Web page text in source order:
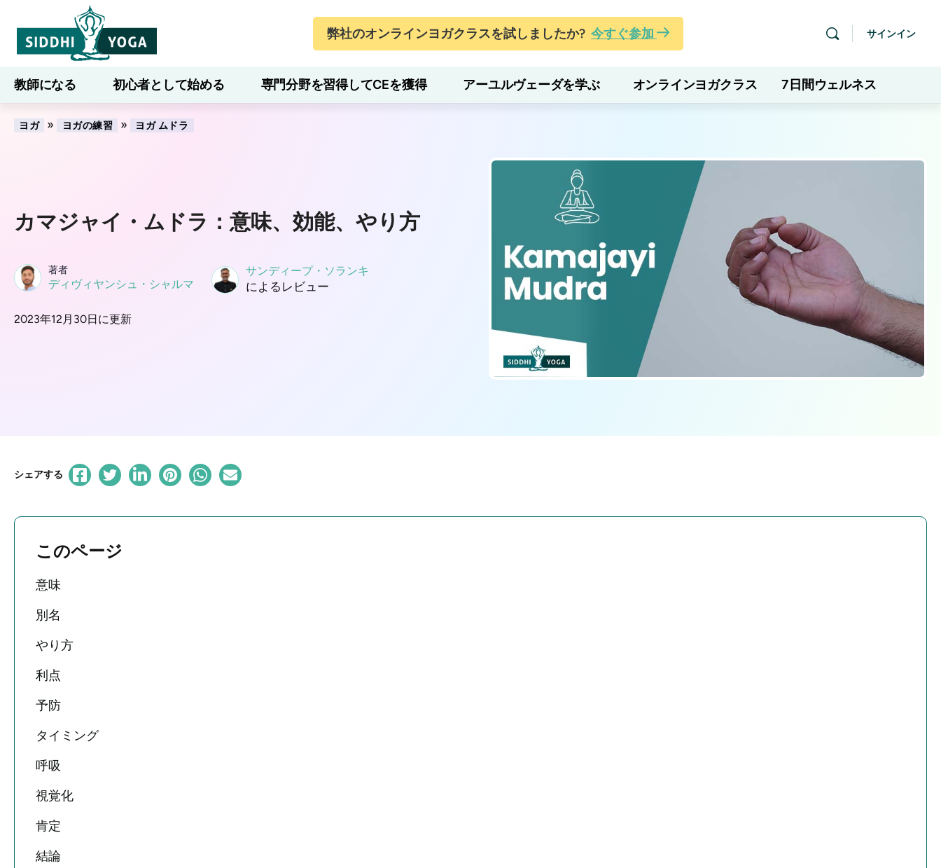
弊社のオンラインヨガクラスを試しましたか? 今すぐ参加 サインイン
教師になる 初心者として始める 専門分野を習得してCEを獲得 アーユルヴェーダを学ぶ オンラインヨガクラス 7日間ウェルネス
ブログ 学ぶ
ヨガ » ヨガの練習 » ヨガ ムドラ
カマジャイ・ムドラ：意味、効能、やり方
著者
ディヴィヤンシュ・シャルマ
サンディープ・ソランキ
によるレビュー
2023年12月30日に更新
シェアする
このページ
意味
別名
やり方
利点
予防
タイミング
呼吸
視覚化
肯定
結論